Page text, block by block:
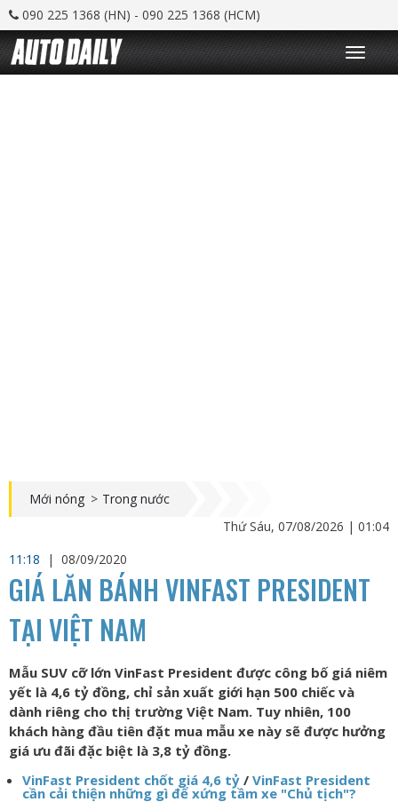
090 225 1368 (HN) - 090 225 1368 (HCM)
T
o
g
Mới nóng > Trong nước
Thứ Sáu, 07/08/2026 | 01:04
11:18
| 08/09/2020
GIÁ LĂN BÁNH VINFAST PRESIDENT
TẠI VIỆT NAM
Mẫu SUV cỡ lớn VinFast President được công bố giá niêm
yết là 4,6 tỷ đồng, chỉ sản xuất giới hạn 500 chiếc và
dành riêng cho thị trường Việt Nam. Tuy nhiên, 100
khách hàng đầu tiên đặt mua mẫu xe này sẽ được hưởng
giá ưu đãi đặc biệt là 3,8 tỷ đồng.
VinFast President chốt giá 4,6 tỷ / VinFast President
cần cải thiện những gì để xứng tầm xe "Chủ tịch"?